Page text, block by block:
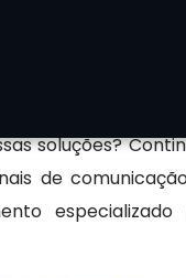
soluções?
de